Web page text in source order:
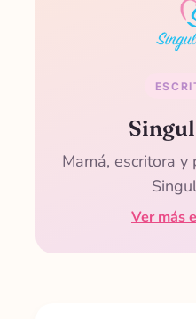
Mamá, escritora
Ver más